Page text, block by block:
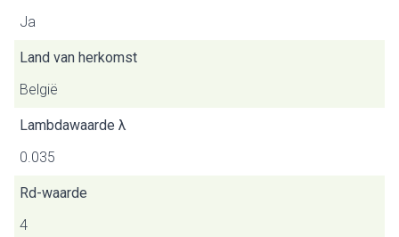
Ja
Land van herkomst
België
Lambdawaarde λ
0.035
Rd-waarde
4